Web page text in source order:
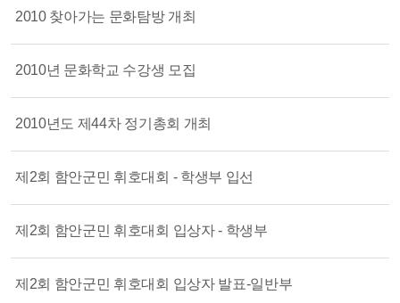
2010 찾아가는 문화탐방 개최
2010년 문화학교 수강생 모집
2010년도 제44차 정기총회 개최
제2회 함안군민 휘호대회 - 학생부 입선
제2회 함안군민 휘호대회 입상자 - 학생부
제2회 함안군민 휘호대회 입상자 발표-일반부